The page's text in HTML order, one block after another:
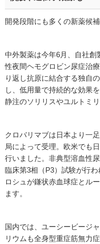
開発段階にも多くの新薬候
中外製薬は今年6月、自社
性夜間ヘモグロビン尿症治
り返し抗原に結合する独自
し、低用量で持続的な効果
静注のソリリスやユルトミ
クロバリマブは日本より一
局によって受理。欧米でも
行いました。非典型溶血性
臨床第3相（P3）試験が行
ロシュが鎌状赤血球症とル
ます。
国内では、ユーシービージ
リウムも全身型重症筋無力